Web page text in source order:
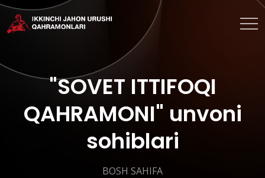
"SOVET ITTIFOQI
QAHRAMONI" unvoni
sohiblari
BOSH SAHIFA